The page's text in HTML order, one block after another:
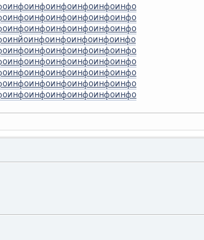
инфоинфоинфоинфоинфоинфо
инфоинфоинфоинфоинфоинфо
инфоинфоинфоинфоинфоинфо
инйоинфоинфоинфоинфоинфо
инфоинфоинфоинфоинфоинфо
инфоинфоинфоинфоинфоинфо
инфоинфоинфоинфоинфоинфо
инфоинфоинфоинфоинфоинфо
инфоинфоинфоинфоинфоинфо